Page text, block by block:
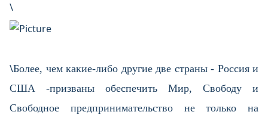
\
\Более, чем какие-либо другие две страны - Россия и
США -призваны обеспечить Мир, Свободу и
Свободное предпринимательство не только на